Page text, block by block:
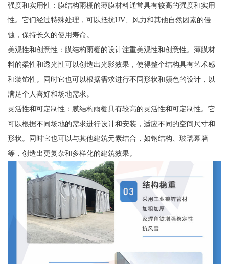
强度和实用性：膜结构雨棚的薄膜材料通常具有较高的强度和实用
性。它们经过特殊处理，可以抵抗UV、风力和其他自然因素的侵
蚀，保持长久的使用寿命。
美观性和创意性：膜结构雨棚的设计注重美观性和创意性。薄膜材
料的柔性和透光性可以创造出光影效果，使得整个结构具有艺术感
和装饰性。同时它也可以根据需求进行不同形状和颜色的设计，以
满足个人喜好和场地需求。
灵活性和可定制性：膜结构雨棚具有较高的灵活性和可定制性。它
可以根据不同场地的需求进行设计和安装，适应不同的空间尺寸和
形状。同时它也可以与其他建筑元素结合，如钢结构、玻璃幕墙
等，创造出更复杂和多样化的建筑效果。